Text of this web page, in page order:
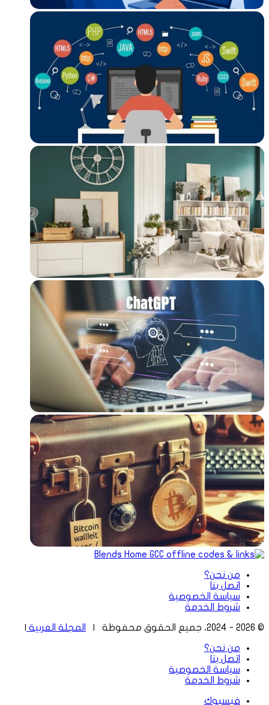
من نحن؟
اتصل بنا
سياسة الخصوصية
شروط الخدمة
© 2026 - 2024، جميع الحقوق محفوظة | المجلة العربية
من نحن؟
اتصل بنا
سياسة الخصوصية
شروط الخدمة
فيسبوك